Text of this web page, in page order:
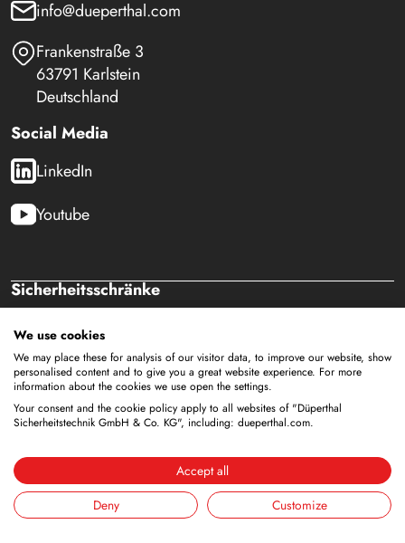
info@dueperthal.com
Frankenstraße 3
63791 Karlstein
Deutschland
Social Media
LinkedIn
Youtube
Sicherheitsschränke
Lagerung von Batterien
Lagerung zur Versorgung
Lagerung von Druckgasflaschen
Lagerung mit integrierter Entsorgung
Gekühlte Lagerung
Kombinierte Lagerung
Lagerung in Reinräumen
Lagerung von nicht brennbaren Medien
Galerie Zubehör
We use cookies
We may place these for analysis of our visitor data, to improve our website, show
personalised content and to give you a great website experience. For more
information about the cookies we use open the settings.
Your consent and the cookie policy apply to all websites of "Düperthal
Sicherheitstechnik GmbH & Co. KG", including: dueperthal.com.
Accept all
Deny
Customize